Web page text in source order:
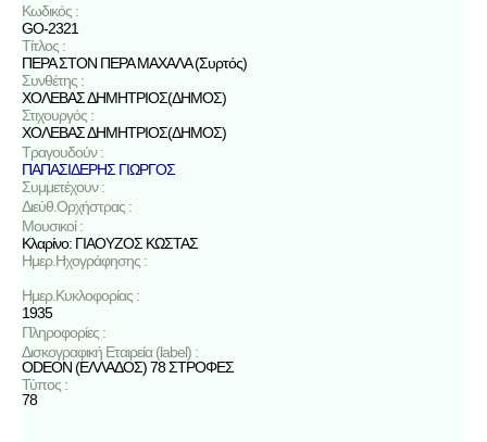
Κωδικός :
GO-2321
Τίτλος :
ΠΕΡΑ ΣΤΟΝ ΠΕΡΑ ΜΑΧΑΛΑ (Συρτός)
Συνθέτης :
ΧΟΛΕΒΑΣ ΔΗΜΗΤΡΙΟΣ(ΔΗΜΟΣ)
Στιχουργός :
ΧΟΛΕΒΑΣ ΔΗΜΗΤΡΙΟΣ(ΔΗΜΟΣ)
Τραγουδούν :
ΠΑΠΑΣΙΔΕΡΗΣ ΓΙΩΡΓΟΣ
Συμμετέχουν :
Διεύθ.Ορχήστρας :
Μουσικοί :
Κλαρίνο: ΓΙΑΟΥΖΟΣ ΚΩΣΤΑΣ
Ημερ.Ηχογράφησης :
Ημερ.Κυκλοφορίας :
1935
Πληροφορίες :
Δισκογραφική Εταιρεία (label) :
ODEON (ΕΛΛΑΔΟΣ) 78 ΣΤΡΟΦΕΣ
Τύπος :
78